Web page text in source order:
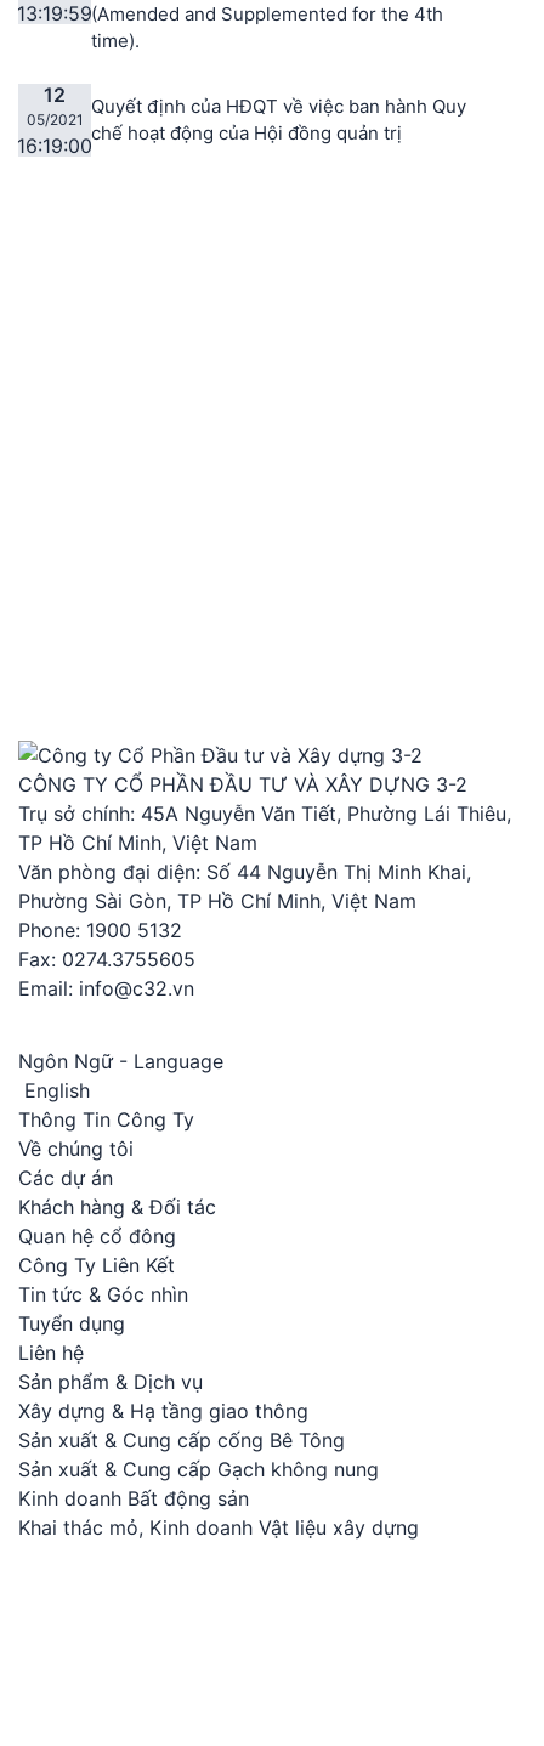
13:19:59(Amended and Supplemented for the 4th
time).
12
05/2021
16:19:00
Quyết định của HĐQT về việc ban hành Quy
chế hoạt động của Hội đồng quản trị
CÔNG TY CỔ PHẦN ĐẦU TƯ VÀ XÂY DỰNG 3-2
Trụ sở chính: 45A Nguyễn Văn Tiết, Phường Lái Thiêu,
TP Hồ Chí Minh, Việt Nam
Văn phòng đại diện: Số 44 Nguyễn Thị Minh Khai,
Phường Sài Gòn, TP Hồ Chí Minh, Việt Nam
Phone: 1900 5132
Fax: 0274.3755605
Email: info@c32.vn
Ngôn Ngữ - Language
English
Thông Tin Công Ty
Về chúng tôi
Các dự án
Khách hàng & Đối tác
Quan hệ cổ đông
Công Ty Liên Kết
Tin tức & Góc nhìn
Tuyển dụng
Liên hệ
Sản phẩm & Dịch vụ
Xây dựng & Hạ tầng giao thông
Sản xuất & Cung cấp cống Bê Tông
Sản xuất & Cung cấp Gạch không nung
Kinh doanh Bất động sản
Khai thác mỏ, Kinh doanh Vật liệu xây dựng